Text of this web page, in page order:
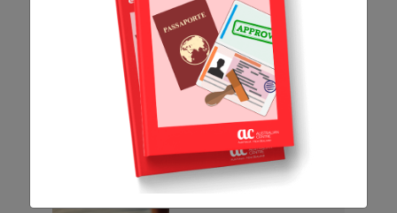
116123 1
Diabo-da-tasmânia:
8 curiosidades sobre
o animal
característico da
Austrália
571211